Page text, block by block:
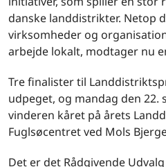
danske landdistrikter. Netop
virksomheder og
arbejde lokalt, modtager nu
Tre finalister til
udpeget, og mandag den 22.
vinderen kåret på årets
Fuglsøcentret ved Mols
Det er det Rådgivende